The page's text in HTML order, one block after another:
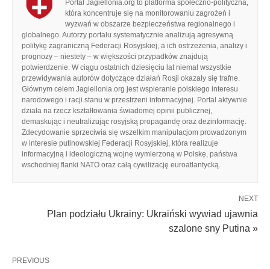
Portal Jagiellonia.org to platforma społeczno-polityczna,
która koncentruje się na monitorowaniu zagrożeń i
wyzwań w obszarze bezpieczeństwa regionalnego i
globalnego. Autorzy portalu systematycznie analizują agresywną
politykę zagraniczną Federacji Rosyjskiej, a ich ostrzeżenia, analizy i
prognozy – niestety – w większości przypadków znajdują
potwierdzenie. W ciągu ostatnich dziesięciu lat niemal wszystkie
przewidywania autorów dotyczące działań Rosji okazały się trafne.
Głównym celem Jagiellonia.org jest wspieranie polskiego interesu
narodowego i racji stanu w przestrzeni informacyjnej. Portal aktywnie
działa na rzecz kształtowania świadomej opinii publicznej,
demaskując i neutralizując rosyjską propagandę oraz dezinformację.
Zdecydowanie sprzeciwia się wszelkim manipulacjom prowadzonym
w interesie putinowskiej Federacji Rosyjskiej, która realizuje
informacyjną i ideologiczną wojnę wymierzoną w Polskę, państwa
wschodniej flanki NATO oraz całą cywilizację euroatlantycką.
NEXT
Plan podziału Ukrainy: Ukraiński wywiad ujawnia
szalone sny Putina »
PREVIOUS